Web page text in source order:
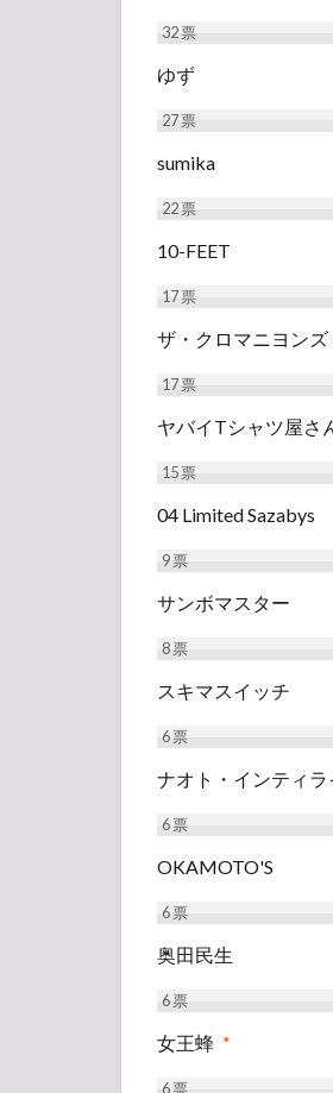
32票
ゆず
27票
sumika
22票
10-FEET
17票
ザ・クロマニヨンズ
17票
ヤバイTシャツ屋さ
15票
04 Limited Sazabys
9票
サンボマスター
8票
スキマスイッチ
6票
ナオト・インティラ
6票
OKAMOTO'S
6票
奥田民生
6票
女王蜂 *
6票